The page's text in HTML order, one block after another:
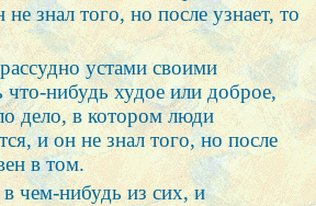
знал того, но после узнает, то
устами своими
что-нибудь худое или доброе,
дело, в котором люди
и он не знал того, но после
в том.
чем-нибудь из сих, и